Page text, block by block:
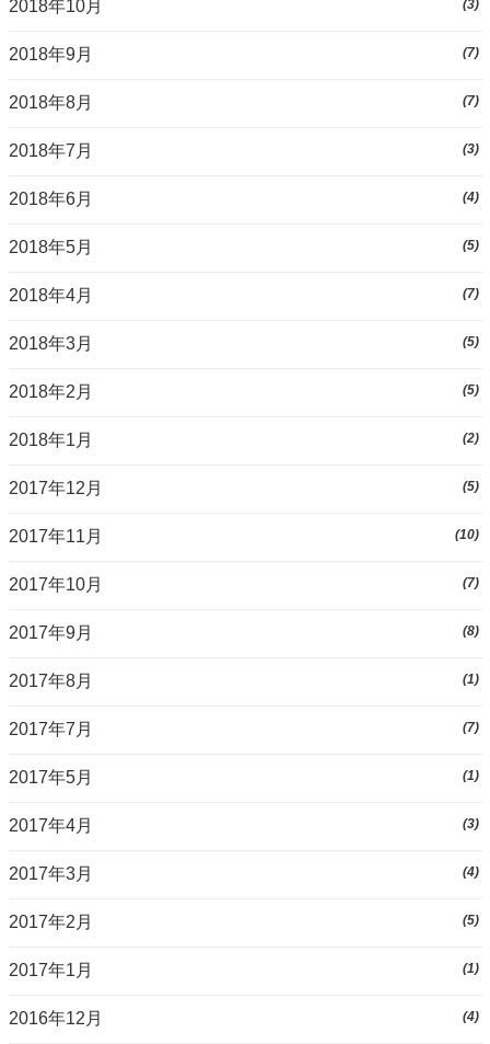
2018年10月 (3)
2018年9月 (7)
2018年8月 (7)
2018年7月 (3)
2018年6月 (4)
2018年5月 (5)
2018年4月 (7)
2018年3月 (5)
2018年2月 (5)
2018年1月 (2)
2017年12月 (5)
2017年11月 (10)
2017年10月 (7)
2017年9月 (8)
2017年8月 (1)
2017年7月 (7)
2017年5月 (1)
2017年4月 (3)
2017年3月 (4)
2017年2月 (5)
2017年1月 (1)
2016年12月 (4)